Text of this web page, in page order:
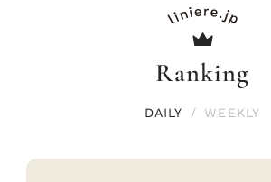
Ranking
DAILY / WEEKLY